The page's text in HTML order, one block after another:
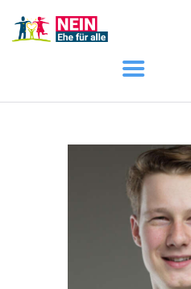
START
DARUM GEHT ES
ÜBER UNS
DOWNLOADS